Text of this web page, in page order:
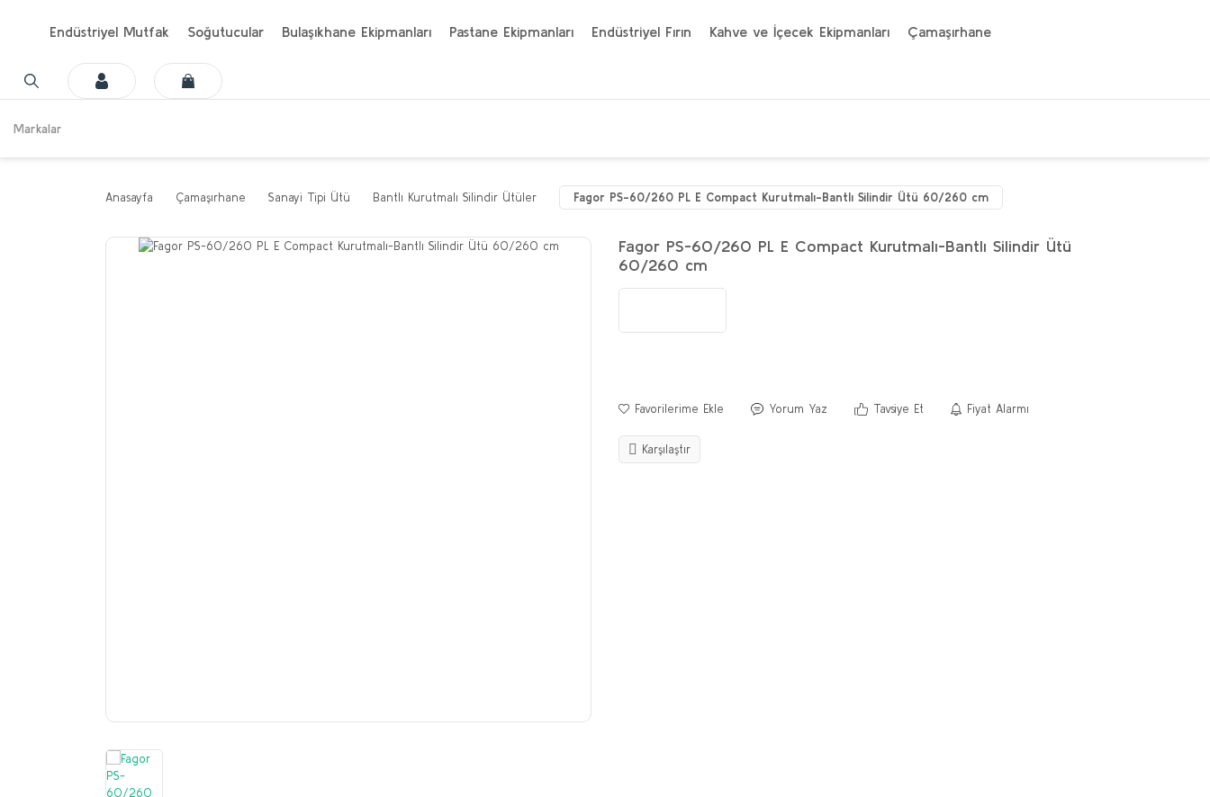
Endüstriyel Mutfak Soğutucular Bulaşıkhane Ekipmanları Pastane Ekipmanları Endüstriyel Fırın Kahve ve İçecek Ekipmanları Çamaşırhane
Markalar
Anasayfa Çamaşırhane Sanayi Tipi Ütü Bantlı Kurutmalı Silindir Ütüler Fagor PS-60/260 PL E Compact Kurutmalı-Bantlı Silindir Ütü 60/260 cm
Fagor PS-60/260 PL E Compact Kurutmalı-Bantlı Silindir Ütü
60/260 cm
Yorum Yaz Tavsiye Et Fiyat Alarmı
Karşılaştır